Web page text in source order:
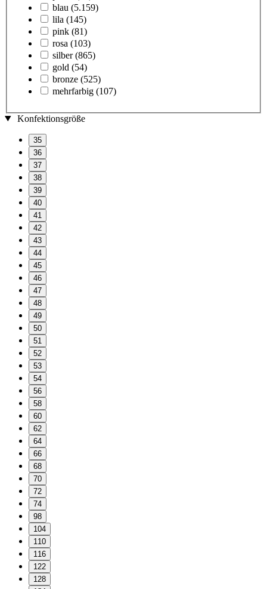
blau (5.159)
lila (145)
pink (81)
rosa (103)
silber (865)
gold (54)
bronze (525)
mehrfarbig (107)
Konfektionsgröße
35
36
37
38
39
40
41
42
43
44
45
46
47
48
49
50
51
52
53
54
56
58
60
62
64
66
68
70
72
74
98
104
110
116
122
128